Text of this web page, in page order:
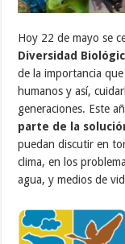
Hoy 22 de mayo se
Diversidad
de la importancia
humanos y así,
generaciones. Este
parte de la
puedan discutir en
clima, en los
agua, y medios de